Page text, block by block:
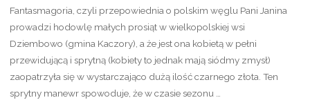
Fantasmagoria, czyli przepowiednia o polskim węglu Pani Janina
prowadzi hodowlę małych prosiąt w wielkopolskiej wsi
Dziembowo (gmina Kaczory), a że jest ona kobietą w pełni
przewidującą i sprytną (kobiety to jednak mają siódmy zmysł)
zaopatrzyła się w wystarczająco dużą ilość czarnego złota. Ten
sprytny manewr spowoduje, że w czasie sezonu …